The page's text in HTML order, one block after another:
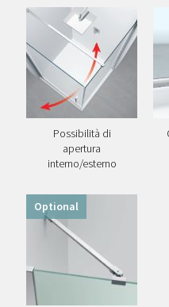
Possibilità di
apertura
interno/esterno
Optional